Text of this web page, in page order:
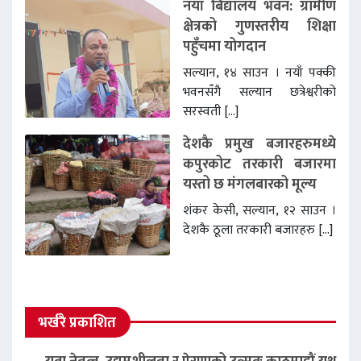
नयाँ बिद्यालय भवन: ग्रामीण
क्षेत्रको गुणस्तरीय शिक्षा
पहुँचमा योगदान
सल्यान, १४ साउन । नयाँ पक्की
भवनसँगै सल्यान छत्रेश्वरीको
सरस्वती […]
देशकै प्रमुख बजारहरुमध्ये
कपुरकोट तरकारी बजारमा
यस्तो छ मंगलबारको मूल्य
शंकर केसी, सल्यान, १२ साउन ।
देशकै ठूला तरकारी बजारहरु […]
भर्खरै प्रकाशित